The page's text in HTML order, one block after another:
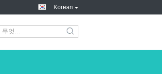
Korean
search